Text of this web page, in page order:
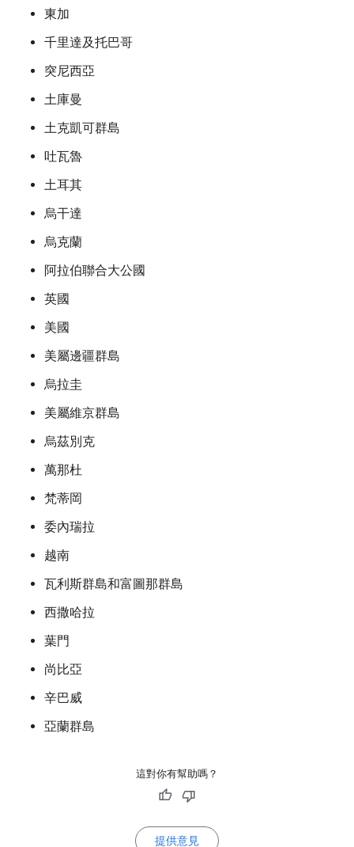
東加
千里達及托巴哥
突尼西亞
土庫曼
土克凱可群島
吐瓦魯
土耳其
烏干達
烏克蘭
阿拉伯聯合大公國
英國
美國
美屬邊疆群島
烏拉圭
美屬維京群島
烏茲別克
萬那杜
梵蒂岡
委內瑞拉
越南
瓦利斯群島和富圖那群島
西撒哈拉
葉門
尚比亞
辛巴威
亞蘭群島
這對你有幫助嗎？
提供意見